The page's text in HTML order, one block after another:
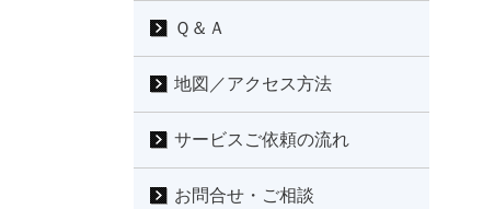
Ｑ＆Ａ
地図／アクセス方法
サービスご依頼の流れ
お問合せ・ご相談